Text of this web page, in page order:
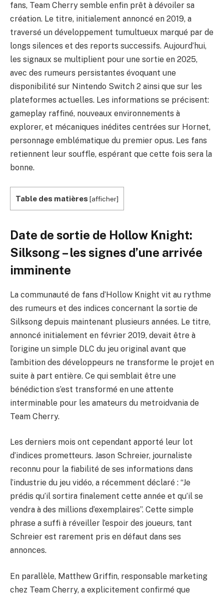
fans, Team Cherry semble enfin prêt à dévoiler sa
création. Le titre, initialement annoncé en 2019, a
traversé un développement tumultueux marqué par de
longs silences et des reports successifs. Aujourd’hui,
les signaux se multiplient pour une sortie en 2025,
avec des rumeurs persistantes évoquant une
disponibilité sur Nintendo Switch 2 ainsi que sur les
plateformes actuelles. Les informations se précisent:
gameplay raffiné, nouveaux environnements à
explorer, et mécaniques inédites centrées sur Hornet,
personnage emblématique du premier opus. Les fans
retiennent leur souffle, espérant que cette fois sera la
bonne.
Table des matières [afficher]
Date de sortie de Hollow Knight:
Silksong – les signes d’une arrivée
imminente
La communauté de fans d’Hollow Knight vit au rythme
des rumeurs et des indices concernant la sortie de
Silksong depuis maintenant plusieurs années. Le titre,
annoncé initialement en février 2019, devait être à
l’origine un simple DLC du jeu original avant que
l’ambition des développeurs ne transforme le projet en
suite à part entière. Ce qui semblait être une
bénédiction s’est transformé en une attente
interminable pour les amateurs du metroidvania de
Team Cherry.
Les derniers mois ont cependant apporté leur lot
d’indices prometteurs. Jason Schreier, journaliste
reconnu pour la fiabilité de ses informations dans
l’industrie du jeu vidéo, a récemment déclaré : “Je
prédis qu’il sortira finalement cette année et qu’il se
vendra à des millions d’exemplaires”. Cette simple
phrase a suffi à réveiller l’espoir des joueurs, tant
Schreier est rarement pris en défaut dans ses
annonces.
En parallèle, Matthew Griffin, responsable marketing
chez Team Cherry, a explicitement confirmé que